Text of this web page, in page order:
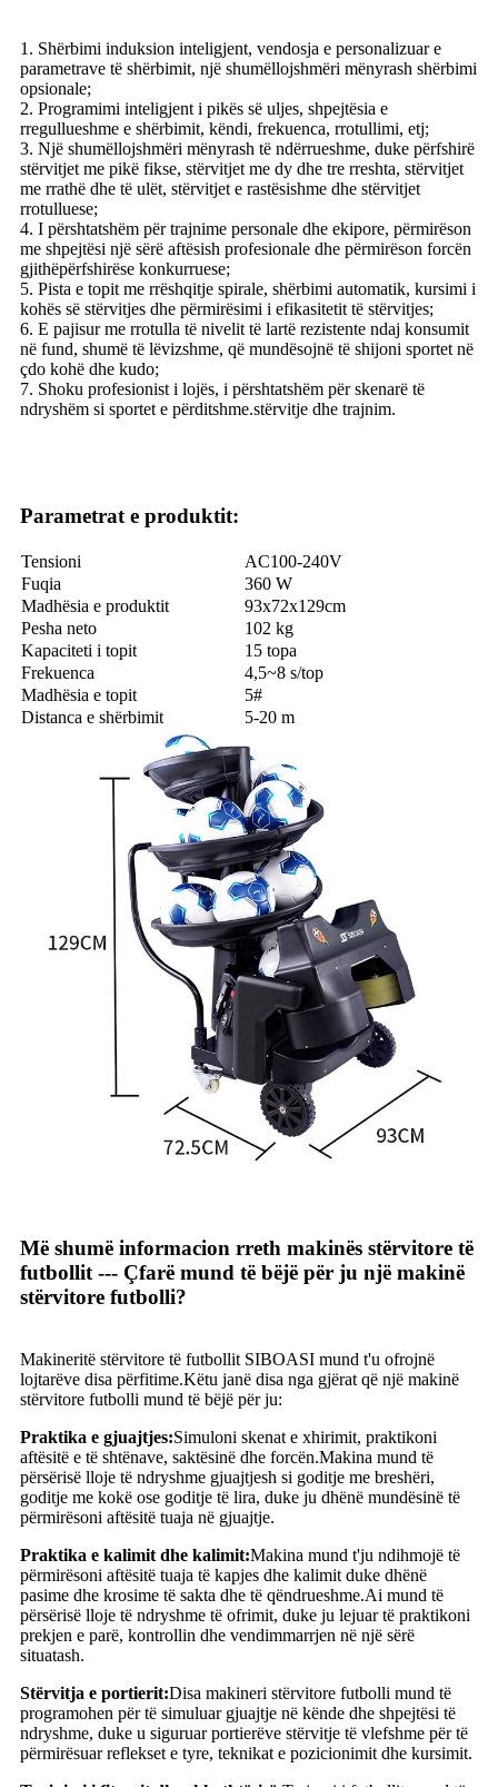
1. Shërbimi induksion inteligjent, vendosja e personalizuar e
parametrave të shërbimit, një shumëllojshmëri mënyrash shërbimi
opsionale;
2. Programimi inteligjent i pikës së uljes, shpejtësia e
rregullueshme e shërbimit, këndi, frekuenca, rrotullimi, etj;
3. Një shumëllojshmëri mënyrash të ndërrueshme, duke përfshirë
stërvitjet me pikë fikse, stërvitjet me dy dhe tre rreshta, stërvitjet
me rrathë dhe të ulët, stërvitjet e rastësishme dhe stërvitjet
rrotulluese;
4. I përshtatshëm për trajnime personale dhe ekipore, përmirëson
me shpejtësi një sërë aftësish profesionale dhe përmirëson forcën
gjithëpërfshirëse konkurruese;
5. Pista e topit me rrëshqitje spirale, shërbimi automatik, kursimi i
kohës së stërvitjes dhe përmirësimi i efikasitetit të stërvitjes;
6. E pajisur me rrotulla të nivelit të lartë rezistente ndaj konsumit
në fund, shumë të lëvizshme, që mundësojnë të shijoni sportet në
çdo kohë dhe kudo;
7. Shoku profesionist i lojës, i përshtatshëm për skenarë të
ndryshëm si sportet e përditshme.stërvitje dhe trajnim.
Parametrat e produktit:
Tensioni
AC100-240V
Fuqia
360 W
Madhësia e produktit
93x72x129cm
Pesha neto
102 kg
Kapaciteti i topit
15 topa
Frekuenca
4,5~8 s/top
Madhësia e topit
5#
Distanca e shërbimit
5-20 m
Më shumë informacion rreth makinës stërvitore të
futbollit --- Çfarë mund të bëjë për ju një makinë
stërvitore futbolli?
Makineritë stërvitore të futbollit SIBOASI mund t'u ofrojnë
lojtarëve disa përfitime.Këtu janë disa nga gjërat që një makinë
stërvitore futbolli mund të bëjë për ju:
Praktika e gjuajtjes:Simuloni skenat e xhirimit, praktikoni
aftësitë e të shtënave, saktësinë dhe forcën.Makina mund të
përsërisë lloje të ndryshme gjuajtjesh si goditje me breshëri,
goditje me kokë ose goditje të lira, duke ju dhënë mundësinë të
përmirësoni aftësitë tuaja në gjuajtje.
Praktika e kalimit dhe kalimit:Makina mund t'ju ndihmojë të
përmirësoni aftësitë tuaja të kapjes dhe kalimit duke dhënë
pasime dhe krosime të sakta dhe të qëndrueshme.Ai mund të
përsërisë lloje të ndryshme të ofrimit, duke ju lejuar të praktikoni
prekjen e parë, kontrollin dhe vendimmarrjen në një sërë
situatash.
Stërvitja e portierit:Disa makineri stërvitore futbolli mund të
programohen për të simuluar gjuajtje në kënde dhe shpejtësi të
ndryshme, duke u siguruar portierëve stërvitje të vlefshme për të
përmirësuar reflekset e tyre, teknikat e pozicionimit dhe kursimit.